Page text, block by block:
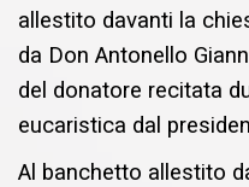
allestito davanti la
da Don Antonello
del donatore recitata
eucaristica dal
Al banchetto allestito